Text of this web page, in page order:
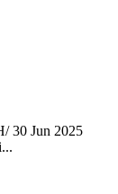
30 Jun 2025